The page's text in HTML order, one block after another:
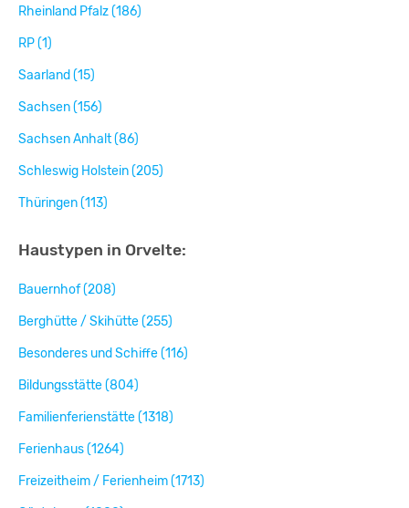
Rheinland Pfalz (186)
RP (1)
Saarland (15)
Sachsen (156)
Sachsen Anhalt (86)
Schleswig Holstein (205)
Thüringen (113)
Haustypen in Orvelte:
Bauernhof (208)
Berghütte / Skihütte (255)
Besonderes und Schiffe (116)
Bildungsstätte (804)
Familienferienstätte (1318)
Ferienhaus (1264)
Freizeitheim / Ferienheim (1713)